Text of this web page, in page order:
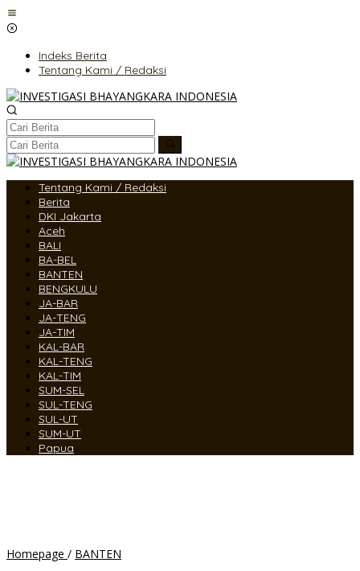
Lewati
ke
Indeks Berita
Tentang Kami / Redaksi
Tentang Kami / Redaksi
Berita
DKI Jakarta
Aceh
BALI
BA-BEL
BANTEN
BENGKULU
JA-BAR
JA-TENG
JA-TIM
KAL-BAR
KAL-TENG
KAL-TIM
SUM-SEL
SUL-TENG
SUL-UT
SUM-UT
Papua
Homepage / BANTEN